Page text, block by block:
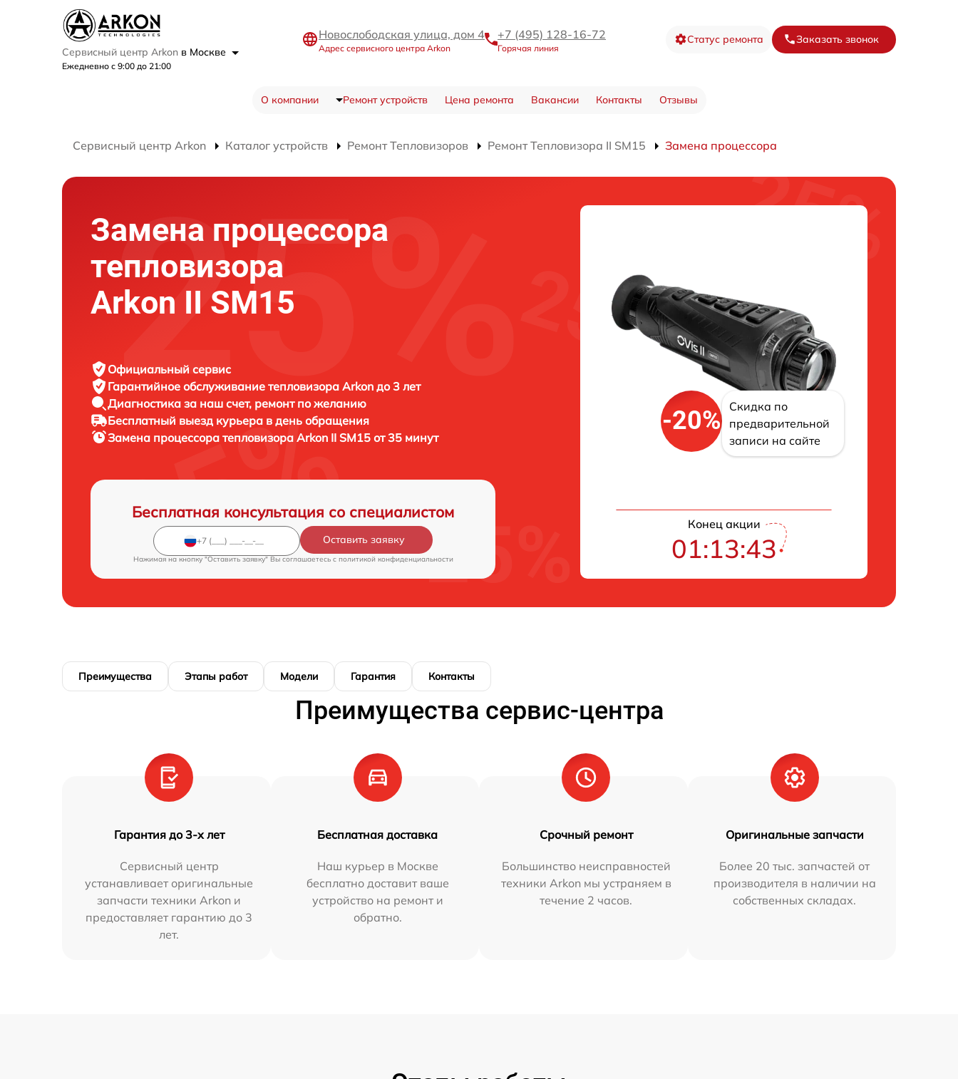
Сервисный центр Arkon в Москве
Ежедневно с 9:00 до 21:00
Новослободская улица, дом 4
Адрес сервисного центра Arkon
+7 (495) 128-16-72
Горячая линия
Статус ремонта Заказать звонок
О компании Ремонт устройств Цена ремонта Вакансии Контакты Отзывы
Сервисный центр Arkon Каталог устройств Ремонт Тепловизоров Ремонт Тепловизора II SM15 Замена процессора
Замена процессора
тепловизора
Arkon II SM15
Официальный сервис
Гарантийное обслуживание тепловизора Arkon до 3 лет
Диагностика за наш счет, ремонт по желанию
Бесплатный выезд курьера в день обращения
Замена процессора тепловизора Arkon II SM15 от 35 минут
Бесплатная консультация со специалистом
Оставить заявку
Нажимая на кнопку "Оставить заявку" Вы соглашаетесь c политикой конфиденциальности
-20%
Скидка по
предварительной
записи на сайте
Конец акции
01:13:42
Преимущества Этапы работ Модели Гарантия Контакты
Преимущества сервис-центра
Гарантия до 3-х лет
Сервисный центр
устанавливает оригинальные
запчасти техники Arkon и
предоставляет гарантию до 3
лет.
Бесплатная доставка
Наш курьер в Москве
бесплатно доставит ваше
устройство на ремонт и
обратно.
Срочный ремонт
Большинство неисправностей
техники Arkon мы устраняем в
течение 2 часов.
Оригинальные запчасти
Более 20 тыс. запчастей от
производителя в наличии на
собственных складах.